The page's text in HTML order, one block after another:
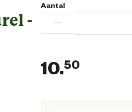
-
Aantal
−
10.50